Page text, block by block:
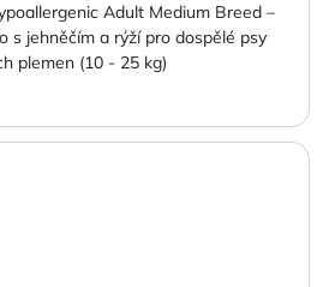
Adult Medium Breed –
s jehněčím a rýží pro dospělé psy
plemen (10 - 25 kg)